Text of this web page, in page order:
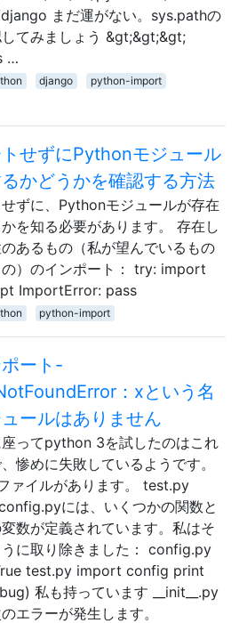
まだ運がない。sys.pathの
てみましょう &gt;&gt;&gt;
…
django
python-import
せずにPythonモジュール
かどうかを確認する方法
ずに、Pythonモジュールが存在
を知る必要があります。 存在し
あるもの（私が望んでいるもの
の）のインポート： try: import
ImportError: pass
python-import
ート-
：xという名
ールはありません
ってpython 3を試したのはこれ
惨めに失敗しているようです。
ァイルがあります。 test.py
には、いくつかの関数と
数が定義されています。私はそ
に取り除きました： config.py
test.py import config print
私も持っています __init__.py
エラーが発生します。